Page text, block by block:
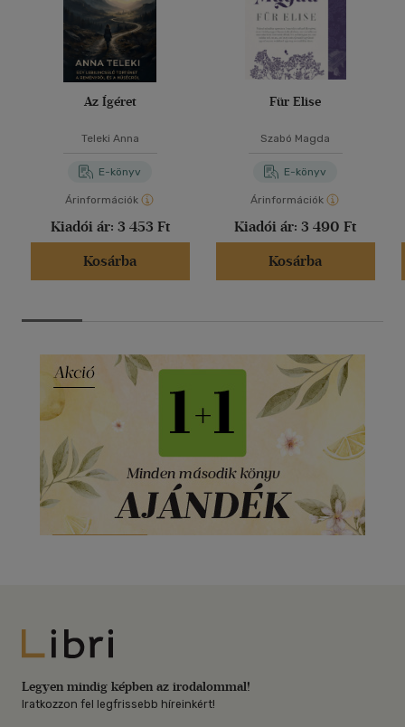
Az Ígéret
Teleki Anna
E-könyv
Árinformációk
Kiadói ár: 3 453 Ft
Kosárba
Für Elise
Szabó Magda
E-könyv
Árinformációk
Kiadói ár: 3 490 Ft
Kosárba
Libri
Legyen mindig képben az irodalommal!
Iratkozzon fel legfrissebb híreinkért!